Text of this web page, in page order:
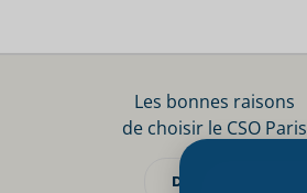
Les bonnes raisons
de choisir le CSO Paris
DÉCOUVRIR